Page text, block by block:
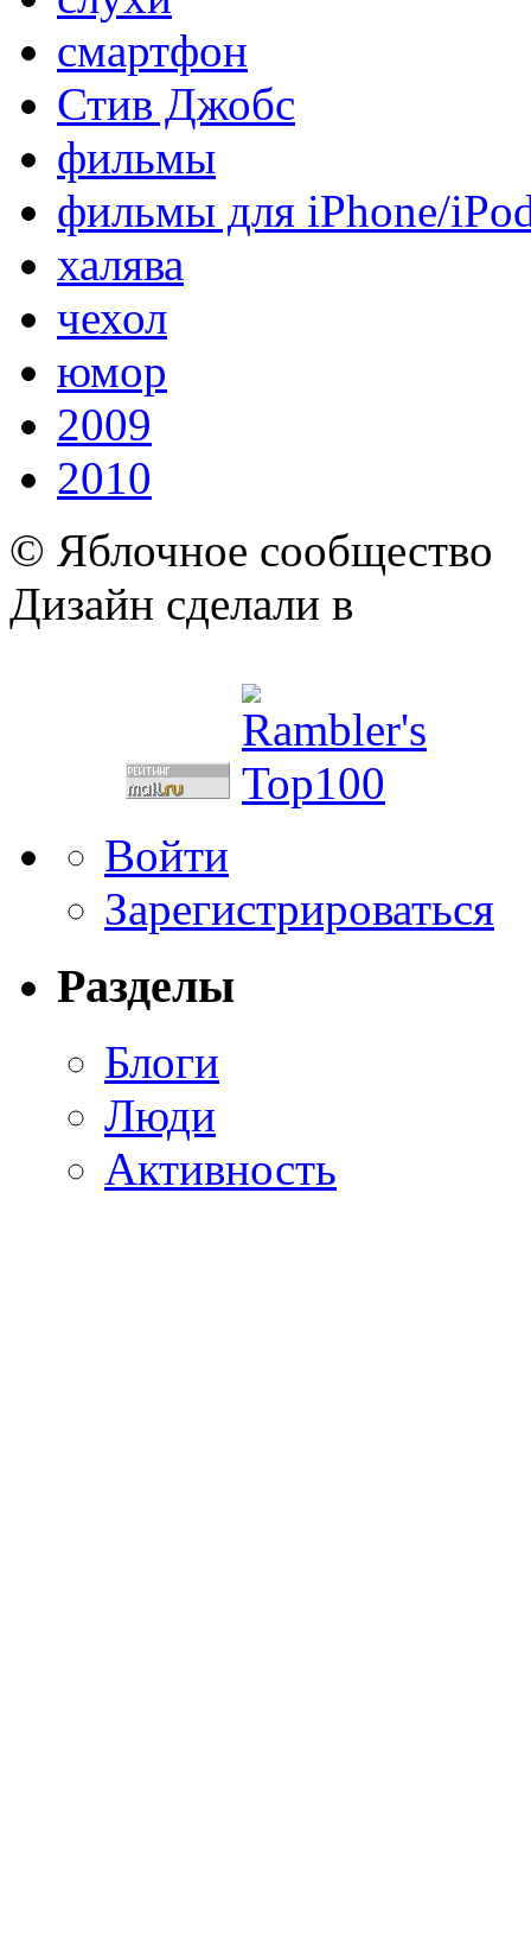
смартфон
Стив Джобс
фильмы
фильмы для iPhone/
халява
чехол
юмор
2009
2010
© Яблочное сообщество
Дизайн сделали в
Войти
Зарегистрироваться
Разделы
Блоги
Люди
Активность